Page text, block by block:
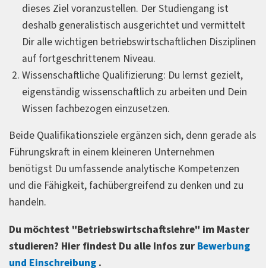
dieses Ziel voranzustellen. Der Studiengang ist
deshalb generalistisch ausgerichtet und vermittelt
Dir alle wichtigen betriebswirtschaftlichen Disziplinen
auf fortgeschrittenem Niveau.
Wissenschaftliche Qualifizierung: Du lernst gezielt,
eigenständig wissenschaftlich zu arbeiten und Dein
Wissen fachbezogen einzusetzen.
Beide Qualifikationsziele ergänzen sich, denn gerade als
Führungskraft in einem kleineren Unternehmen
benötigst Du umfassende analytische Kompetenzen
und die Fähigkeit, fachübergreifend zu denken und zu
handeln.
Du möchtest "Betriebswirtschaftslehre" im Master
studieren? Hier findest Du alle Infos zur Bewerbung
und Einschreibung .